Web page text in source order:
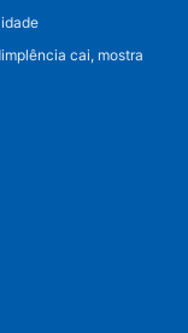
cai, mostra